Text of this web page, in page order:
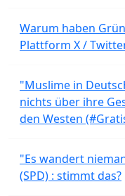
Warum haben
Plattform X /
"Muslime in
nichts über ihre
den Westen
"Es wandert
(SPD) : stimmt das?